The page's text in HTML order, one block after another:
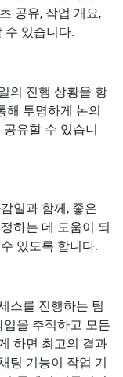
공유, 작업 개요,
수 있습니다.
의 진행 상황을 항
해 투명하게 논의
유할 수 있습니
일과 함께, 좋은
하는 데 도움이 되
있도록 합니다.
스를 진행하는 팀
을 추적하고 모든
하면 최고의 결과
팅 기능이 작업 기